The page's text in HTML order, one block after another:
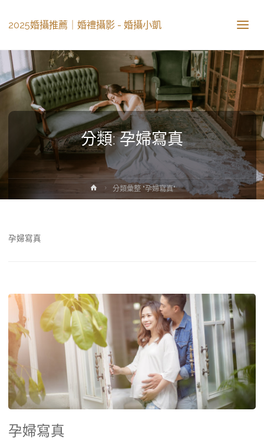
2025婚攝推薦｜婚禮攝影 - 婚攝小凱
分類: 孕婦寫真
分類彙整 "孕婦寫真"
孕婦寫真
孕婦寫真